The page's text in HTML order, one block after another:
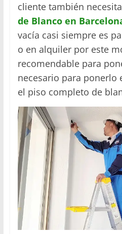
cliente también necesita
de Blanco en
vacía casi siempre es
o en alquiler por este
recomendable para
necesario para ponerlo
el piso completo de